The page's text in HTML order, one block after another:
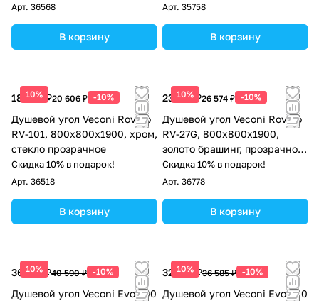
Арт. 36568
В корзину
Арт. 35758
В корзину
10%
18 545 ₽20 606 ₽ -10%
Душевой угол Veconi Rovigo
RV-101, 800x800x1900, хром,
стекло прозрачное
Скидка 10% в подарок!
Арт. 36518
В корзину
10%
23 917 ₽26 574 ₽ -10%
Душевой угол Veconi Rovigo
RV-27G, 800x800x1900,
золото брашинг, прозрачное
стекло
Скидка 10% в подарок!
Арт. 36778
В корзину
10%
36 531 ₽40 590 ₽ -10%
Душевой угол Veconi Evo 300
10%
32 927 ₽36 585 ₽ -10%
Душевой угол Veconi Evo 200